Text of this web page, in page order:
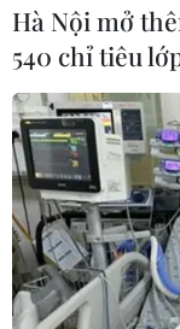
Theo dõi
TIN LIÊN
Hà Nội mở
540 chỉ tiêu